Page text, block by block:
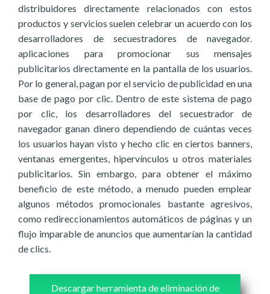
distribuidores directamente relacionados con estos
productos y servicios suelen celebrar un acuerdo con los
desarrolladores de secuestradores de navegador.
aplicaciones para promocionar sus mensajes
publicitarios directamente en la pantalla de los usuarios.
Por lo general, pagan por el servicio de publicidad en una
base de pago por clic. Dentro de este sistema de pago
por clic, los desarrolladores del secuestrador de
navegador ganan dinero dependiendo de cuántas veces
los usuarios hayan visto y hecho clic en ciertos banners,
ventanas emergentes, hipervínculos u otros materiales
publicitarios. Sin embargo, para obtener el máximo
beneficio de este método, a menudo pueden emplear
algunos métodos promocionales bastante agresivos,
como redireccionamientos automáticos de páginas y un
flujo imparable de anuncios que aumentarían la cantidad
de clics.
Descargar herramienta de eliminación de